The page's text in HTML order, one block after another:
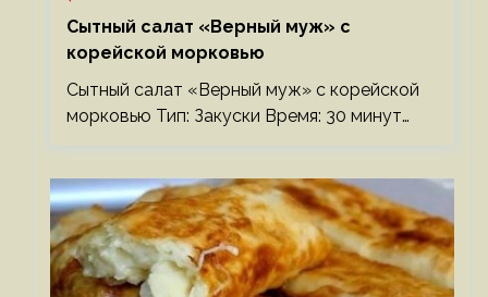
Сытный салат «Верный муж» с
корейской морковью
Сытный салат «Верный муж» с корейской
морковью Тип: Закуски Время: 30 минут…